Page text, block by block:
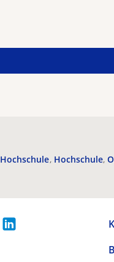
Hochschule Hochschule